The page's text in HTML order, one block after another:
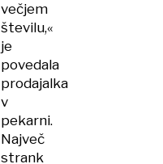
večjem
številu,«
je
povedala
prodajalka
v
pekarni.
Največ
strank